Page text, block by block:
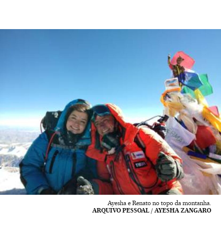
Ayesha e Renato no topo da montanha.
ARQUIVO PESSOAL / AYESHA ZANGARO